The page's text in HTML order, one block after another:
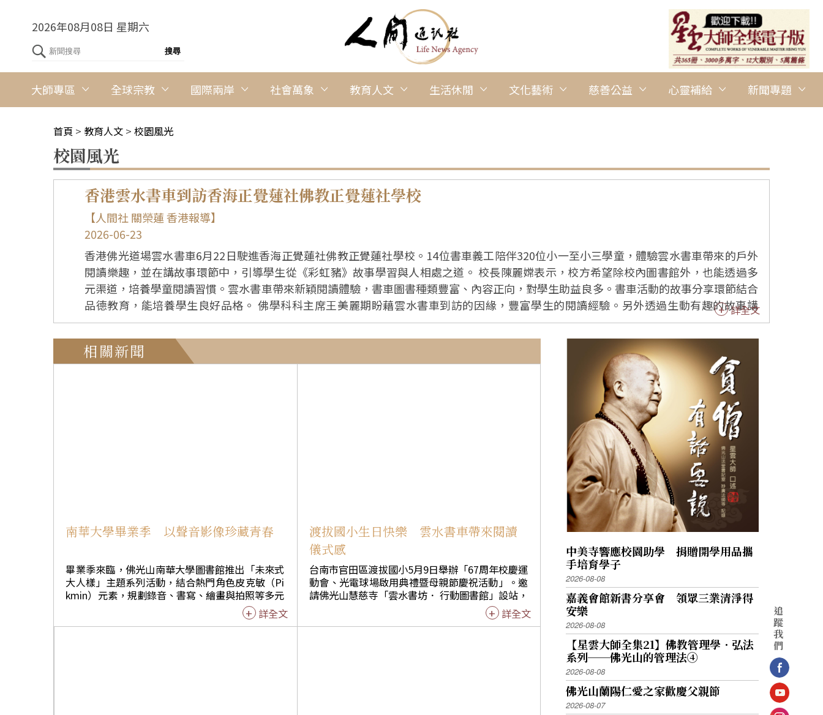
2026年08月08日 星期六
大師專區 全球宗教 國際兩岸 社會萬象 教育人文 生活休閒 文化藝術 慈善公益 心靈補給 新聞專題
首頁 > 教育人文 > 校園風光
校園風光
香港雲水書車到訪香海正覺蓮社佛教正覺蓮社學校
【人間社 關榮蓮 香港報導】
2026-06-23
香港佛光道場雲水書車6月22日駛進香海正覺蓮社佛教正覺蓮社學校。14位書車義工陪伴320位小一至小三學童，體驗雲水書車帶來的戶外
閱讀樂趣，並在講故事環節中，引導學生從《彩虹豬》故事學習與人相處之道。 校長陳麗嫦表示，校方希望除校內圖書館外，也能透過多
元渠道，培養學童閱讀習慣。雲水書車帶來新穎閱讀體驗，書車圖書種類豐富、內容正向，對學生助益良多。書車活動的故事分享環節結合
品德教育，能培養學生良好品格。 佛學科科主席王美麗期盼藉雲水書車到訪的因緣，豐富學生的閱讀經驗。另外透過生動有趣的故事講
解，讓學生在輕鬆氛圍中汲取常識。 學生聽完《彩虹豬》故事後分享心得。3A蔡芷晴體會做人不可高傲，也不宜過度自卑，才能保持良好
的人際關係；3C劉博瀚領悟為人處世，切忌自私驕傲；2C王樂瑤從故事中學習寬恕曾經傷害自己的人；2E禇洛菡學會多欣賞與讚美他人的
優點，少計較缺點。 書車閱讀區書香瀰漫。3A陳尚頎閱讀《數一數找眼力大考驗》，增加對交通工具運作的認識；3D文希睿沉浸於《香噴
噴的小公主》，嚮往成為可愛又受歡迎的孩子；1C劉博燁閱讀《就是愛踢足球》，夢想成為職業足球員；1D李銘俊細讀《媽媽煮菜好辛
苦》，感念媽媽的辛勞及無微不至的愛；2C王承羽閱讀《Human Body》，對人體構造充滿興趣；2C劉易承選讀《繞著地球跑一圈—海底
詳全文
相關新聞
南華大學畢業季 以聲音影像珍藏青春
畢業季來臨，佛光山南華大學圖書館推出「未來式
大人樣」主題系列活動，結合熱門角色皮克敏（Pi
kmin）元素，規劃錄音、書寫、繪畫與拍照等多元
互動體驗，透過影音、文字、圖像紀錄青春軌跡，
詳全文
渡拔國小生日快樂 雲水書車帶來閱讀
儀式感
台南市官田區渡拔國小5月9日舉辦「67周年校慶運
動會、光電球場啟用典禮暨母親節慶祝活動」。邀
請佛光山慧慈寺「雲水書坊． 行動圖書館」設站，
結合閱讀與科學益智闖關遊戲，吸引家長與孩子參
與。渡拔國小校長許坤鎮歡喜地說：「透過親子共
詳全文
中美寺響應校園助學 捐贈開學用品攜
手培育學子
2026-08-08
嘉義會館新書分享會 領眾三業清淨得
安樂
2026-08-08
【星雲大師全集21】佛教管理學．弘法
系列──佛光山的管理法④
2026-08-08
佛光山蘭陽仁愛之家歡慶父親節
2026-08-07
追
蹤
我
們